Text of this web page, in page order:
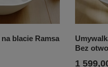
blacie Ramsa
Bez
1